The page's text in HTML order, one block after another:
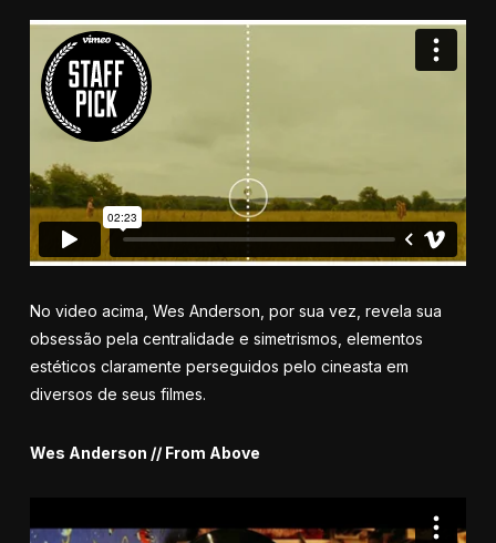
No video acima, Wes Anderson, por sua vez, revela sua
obsessão pela centralidade e simetrismos, elementos
estéticos claramente perseguidos pelo cineasta em
diversos de seus filmes.
Wes Anderson // From Above